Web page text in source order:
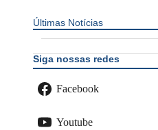
Últimas Notícias
Siga nossas redes
Facebook
Youtube